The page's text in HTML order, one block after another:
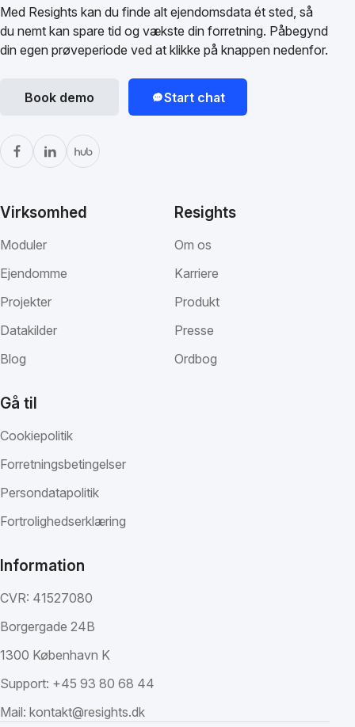
Med Resights kan du finde alt ejendomsdata ét sted, så
du nemt kan spare tid og vækste din forretning. Påbegynd
din egen prøveperiode ved at klikke på knappen nedenfor.
Book demo Start chat
Virksomhed
Moduler
Ejendomme
Projekter
Datakilder
Blog
Resights
Om os
Karriere
Produkt
Presse
Ordbog
Gå til
Cookiepolitik
Forretningsbetingelser
Persondatapolitik
Fortrolighedserklæring
Information
CVR: 41527080
Borgergade 24B
1300 København K
Support: +45 93 80 68 44
Mail: kontakt@resights.dk